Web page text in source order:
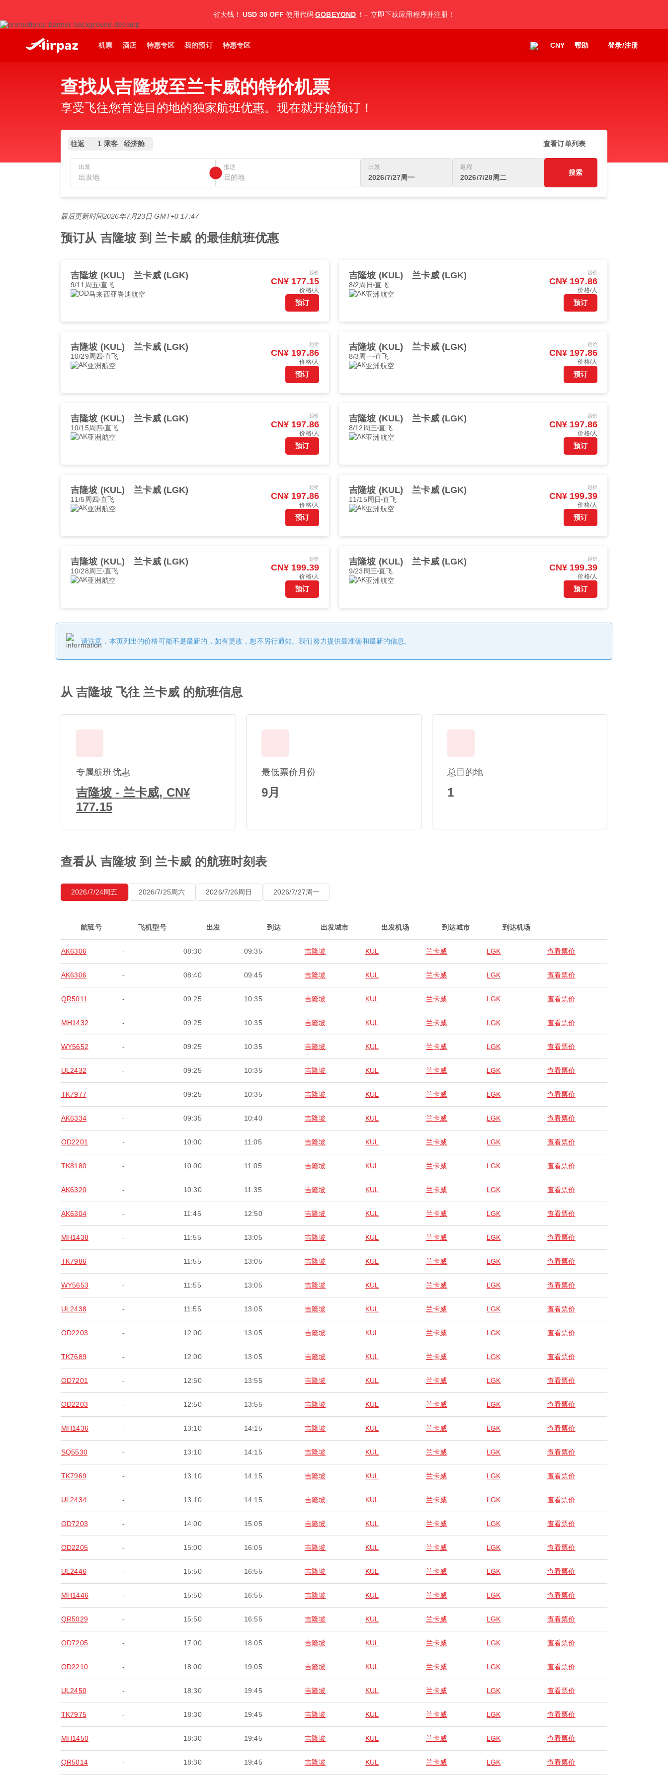
省大钱！ USD 30 OFF 使用代码GOBEYOND ！– 立即下载应用程序并注册！
机票 酒店 特惠专区 我的预订 特惠专区 CNY 帮助 登录/注册
查找从吉隆坡至兰卡威的特价机票
享受飞往您首选目的地的独家航班优惠。现在就开始预订！
往返 1 乘客 经济舱 查看订单列表
出发 抵达 出发
2026/7/27周一
返程
2026/7/28周二
搜索
最后更新时间2026年7月23日 GMT+0 17:47
预订从 吉隆坡 到 兰卡威 的最佳航班优惠
吉隆坡 (KUL) 兰卡威 (LGK)
9/11周五 直飞
马来西亚峇迪航空
起价
CN¥ 177.15
价格/人
预订
吉隆坡 (KUL) 兰卡威 (LGK)
8/2周日 直飞
亚洲航空
起价
CN¥ 197.86
价格/人
预订
吉隆坡 (KUL) 兰卡威 (LGK)
10/29周四 直飞
亚洲航空
起价
CN¥ 197.86
价格/人
预订
吉隆坡 (KUL) 兰卡威 (LGK)
8/3周一直飞
亚洲航空
起价
CN¥ 197.86
价格/人
预订
吉隆坡 (KUL) 兰卡威 (LGK)
10/15周四 直飞
亚洲航空
起价
CN¥ 197.86
价格/人
预订
吉隆坡 (KUL) 兰卡威 (LGK)
8/12周三 直飞
亚洲航空
起价
CN¥ 197.86
价格/人
预订
吉隆坡 (KUL) 兰卡威 (LGK)
11/5周四 直飞
亚洲航空
起价
CN¥ 197.86
价格/人
预订
吉隆坡 (KUL) 兰卡威 (LGK)
11/15周日 直飞
亚洲航空
起价
CN¥ 199.39
价格/人
预订
吉隆坡 (KUL) 兰卡威 (LGK)
10/28周三 直飞
亚洲航空
起价
CN¥ 199.39
价格/人
预订
吉隆坡 (KUL) 兰卡威 (LGK)
9/23周三 直飞
亚洲航空
起价
CN¥ 199.39
价格/人
预订
请注意，本页列出的价格可能不是最新的，如有更改，恕不另行通知。我们努力提供最准确和最新的信息。
从 吉隆坡 飞往 兰卡威 的航班信息
专属航班优惠
吉隆坡 - 兰卡威, CN¥
177.15
最低票价月份
9月
总目的地
1
查看从 吉隆坡 到 兰卡威 的航班时刻表
2026/7/24周五 2026/7/25周六 2026/7/26周日 2026/7/27周一
航班号 飞机型号 出发 到达 出发城市 出发机场 到达城市 到达机场
AK6306 - 08:30 09:35 吉隆坡 KUL 兰卡威 LGK 查看票价
AK6306 - 08:40 09:45 吉隆坡 KUL 兰卡威 LGK 查看票价
QR5011 - 09:25 10:35 吉隆坡 KUL 兰卡威 LGK 查看票价
MH1432 - 09:25 10:35 吉隆坡 KUL 兰卡威 LGK 查看票价
WY5652 - 09:25 10:35 吉隆坡 KUL 兰卡威 LGK 查看票价
UL2432 - 09:25 10:35 吉隆坡 KUL 兰卡威 LGK 查看票价
TK7977 - 09:25 10:35 吉隆坡 KUL 兰卡威 LGK 查看票价
AK6334 - 09:35 10:40 吉隆坡 KUL 兰卡威 LGK 查看票价
OD2201 - 10:00 11:05 吉隆坡 KUL 兰卡威 LGK 查看票价
TK8180 - 10:00 11:05 吉隆坡 KUL 兰卡威 LGK 查看票价
AK6320 - 10:30 11:35 吉隆坡 KUL 兰卡威 LGK 查看票价
AK6304 - 11:45 12:50 吉隆坡 KUL 兰卡威 LGK 查看票价
MH1438 - 11:55 13:05 吉隆坡 KUL 兰卡威 LGK 查看票价
TK7986 - 11:55 13:05 吉隆坡 KUL 兰卡威 LGK 查看票价
WY5653 - 11:55 13:05 吉隆坡 KUL 兰卡威 LGK 查看票价
UL2438 - 11:55 13:05 吉隆坡 KUL 兰卡威 LGK 查看票价
OD2203 - 12:00 13:05 吉隆坡 KUL 兰卡威 LGK 查看票价
TK7689 - 12:00 13:05 吉隆坡 KUL 兰卡威 LGK 查看票价
OD7201 - 12:50 13:55 吉隆坡 KUL 兰卡威 LGK 查看票价
OD2203 - 12:50 13:55 吉隆坡 KUL 兰卡威 LGK 查看票价
MH1436 - 13:10 14:15 吉隆坡 KUL 兰卡威 LGK 查看票价
SQ5530 - 13:10 14:15 吉隆坡 KUL 兰卡威 LGK 查看票价
TK7969 - 13:10 14:15 吉隆坡 KUL 兰卡威 LGK 查看票价
UL2434 - 13:10 14:15 吉隆坡 KUL 兰卡威 LGK 查看票价
OD7203 - 14:00 15:05 吉隆坡 KUL 兰卡威 LGK 查看票价
OD2205 - 15:00 16:05 吉隆坡 KUL 兰卡威 LGK 查看票价
UL2446 - 15:50 16:55 吉隆坡 KUL 兰卡威 LGK 查看票价
MH1446 - 15:50 16:55 吉隆坡 KUL 兰卡威 LGK 查看票价
QR5029 - 15:50 16:55 吉隆坡 KUL 兰卡威 LGK 查看票价
OD7205 - 17:00 18:05 吉隆坡 KUL 兰卡威 LGK 查看票价
OD2210 - 18:00 19:05 吉隆坡 KUL 兰卡威 LGK 查看票价
UL2450 - 18:30 19:45 吉隆坡 KUL 兰卡威 LGK 查看票价
TK7975 - 18:30 19:45 吉隆坡 KUL 兰卡威 LGK 查看票价
MH1450 - 18:30 19:45 吉隆坡 KUL 兰卡威 LGK 查看票价
QR5014 - 18:30 19:45 吉隆坡 KUL 兰卡威 LGK 查看票价